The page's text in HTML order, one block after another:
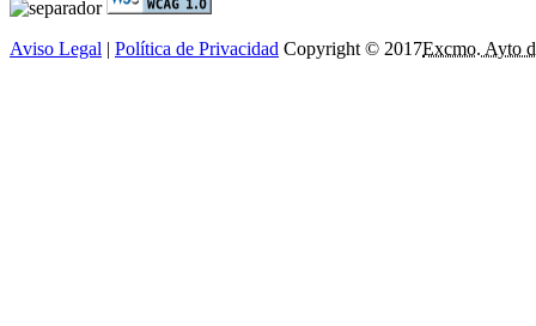
Aviso Legal | Política de Privacidad Copyright © 2017Excmo. Ayto